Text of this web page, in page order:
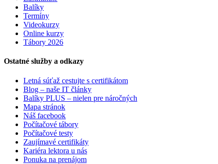
Balíky
Termíny
Videokurzy
Online kurzy
Tábory 2026
Ostatné služby a odkazy
Letná súťaž cestujte s certifikátom
Blog – naše IT články
Balíky PLUS – nielen pre náročných
Mapa stránok
Náš facebook
Počítačové tábory
Počítačové testy
Zaujímavé certifikáty
Kariéra lektora u nás
Ponuka na prenájom